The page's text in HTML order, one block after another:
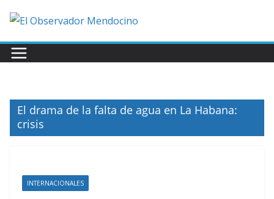
contenido
El drama de la falta de agua en La Habana:
crisis
INTERNACIONALES